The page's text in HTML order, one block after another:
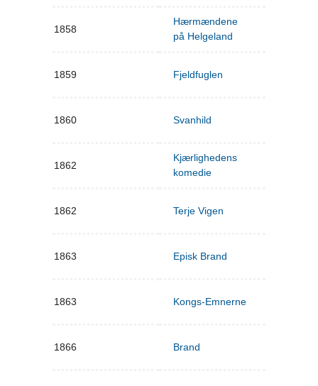
1858
Hærmændene
på Helgeland
1859 Fjeldfuglen
1860 Svanhild
1862
Kjærlighedens
komedie
1862 Terje Vigen
1863 Episk Brand
1863 Kongs-Emnerne
1866 Brand